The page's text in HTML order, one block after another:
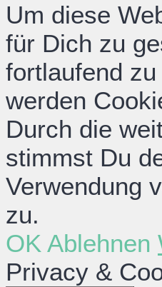
Um diese
für Dich zu
fortlaufend
werden
Durch die
stimmst Du
Verwendung
zu.
OK Ablehnen
Privacy &